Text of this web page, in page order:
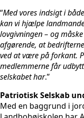
“Med vores indsigt i
kan vi hjælpe
lovgivningen – og
afgørende, at
ved at være på forkant.
medlemmerne får
selskabet har.”
Patriotisk Selskab
Med en baggrund i